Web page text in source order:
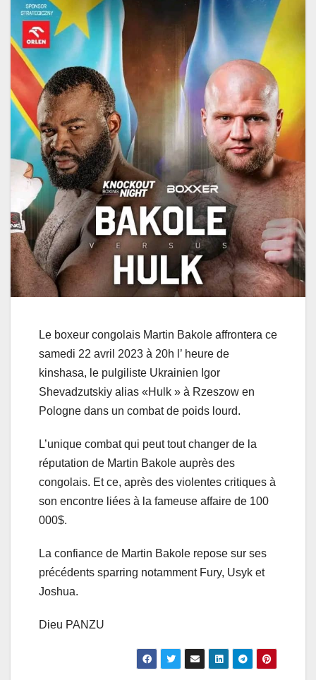
Le boxeur congolais Martin Bakole affrontera ce
samedi 22 avril 2023 à 20h l’ heure de
kinshasa, le pulgiliste Ukrainien Igor
Shevadzutskiy alias «Hulk » à Rzeszow en
Pologne dans un combat de poids lourd.
L’unique combat qui peut tout changer de la
réputation de Martin Bakole auprès des
congolais. Et ce, après des violentes critiques à
son encontre liées à la fameuse affaire de 100
000$.
La confiance de Martin Bakole repose sur ses
précédents sparring notamment Fury, Usyk et
Joshua.
Dieu PANZU